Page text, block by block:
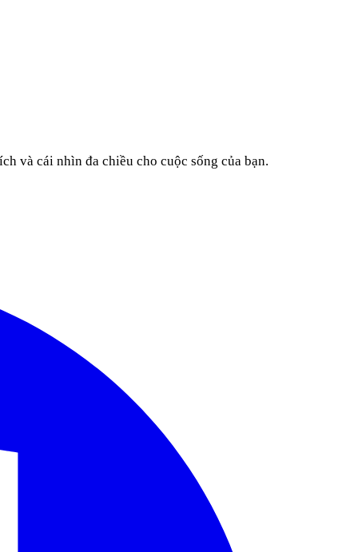
và cái nhìn đa chiều cho cuộc sống của bạn.